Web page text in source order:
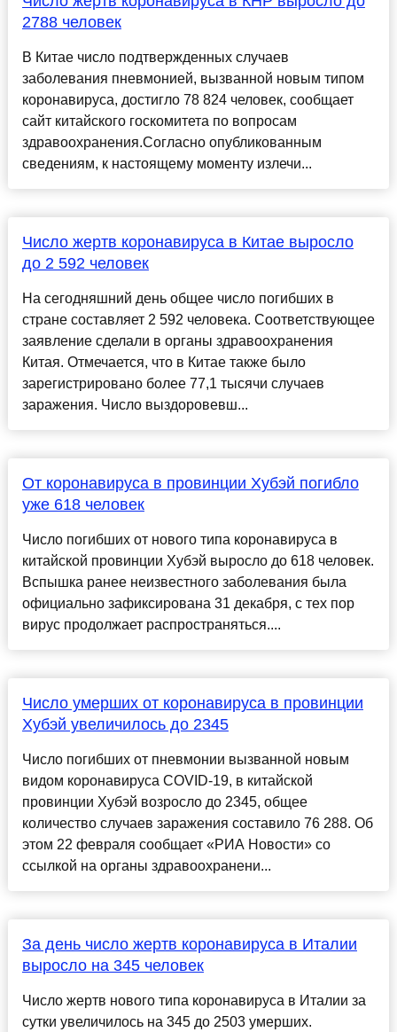
2788 человек
В Китае число подтвержденных случаев
заболевания пневмонией, вызванной новым типом
коронавируса, достигло 78 824 человек, сообщает
сайт китайского госкомитета по вопросам
здравоохранения.Согласно опубликованным
сведениям, к настоящему моменту излечи...
Число жертв коронавируса в Китае выросло
до 2 592 человек
На сегодняшний день общее число погибших в
стране составляет 2 592 человека. Соответствующее
заявление сделали в органы здравоохранения
Китая. Отмечается, что в Китае также было
зарегистрировано более 77,1 тысячи случаев
заражения. Число выздоровевш...
От коронавируса в провинции Хубэй погибло
уже 618 человек
Число погибших от нового типа коронавируса в
китайской провинции Хубэй выросло до 618 человек.
Вспышка ранее неизвестного заболевания была
официально зафиксирована 31 декабря, с тех пор
вирус продолжает распространяться....
Число умерших от коронавируса в провинции
Хубэй увеличилось до 2345
Число погибших от пневмонии вызванной новым
видом коронавируса COVID-19, в китайской
провинции Хубэй возросло до 2345, общее
количество случаев заражения составило 76 288. Об
этом 22 февраля сообщает «РИА Новости» со
ссылкой на органы здравоохранени...
За день число жертв коронавируса в Италии
выросло на 345 человек
Число жертв нового типа коронавируса в Италии за
сутки увеличилось на 345 до 2503 умерших.